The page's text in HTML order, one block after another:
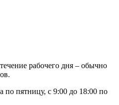
рабочего дня – обычно
по пятницу, с 9:00 до 18:00 по